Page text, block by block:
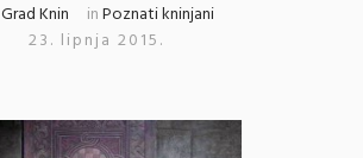
Grad Knin inPoznati kninjani
23. lipnja 2015.